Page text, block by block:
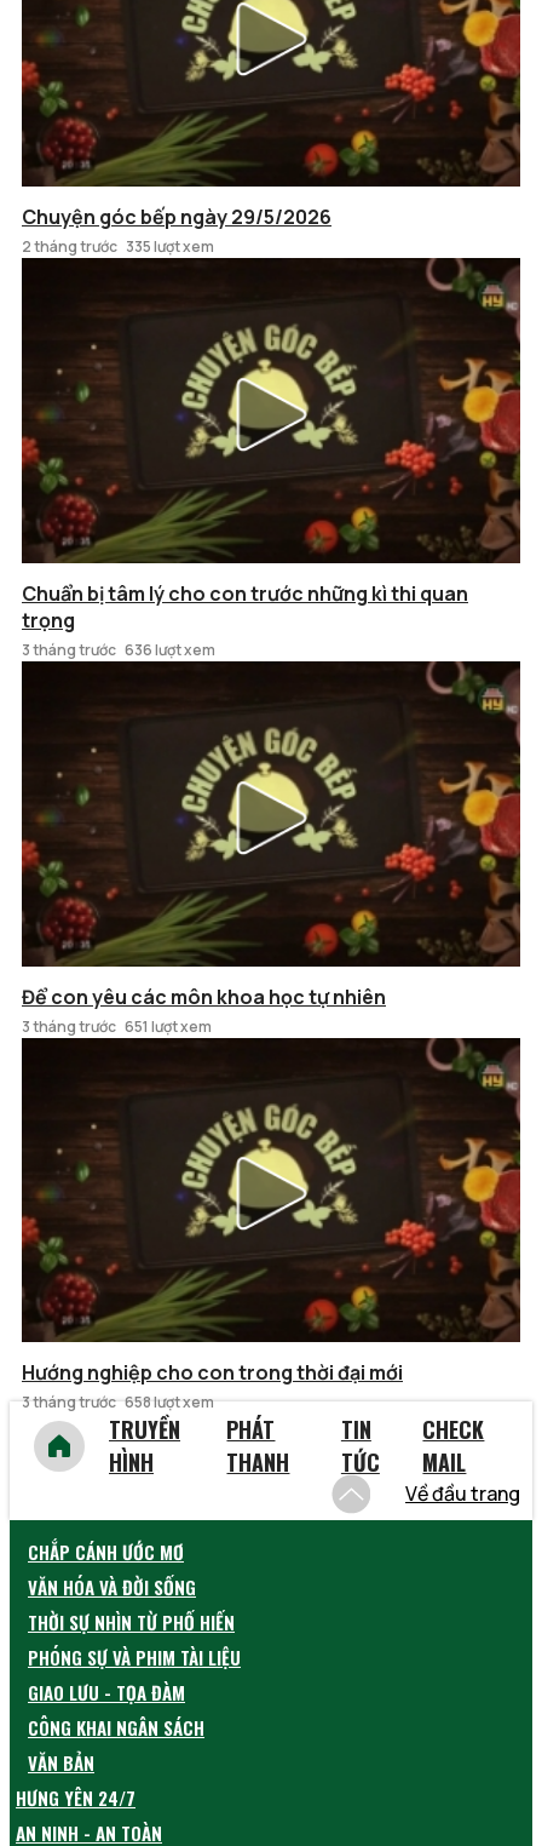
Chuyện góc bếp ngày 29/5/2026
2 tháng trước 335 lượt xem
Chuẩn bị tâm lý cho con trước những kì thi quan
trọng
3 tháng trước 636 lượt xem
Để con yêu các môn khoa học tự nhiên
3 tháng trước 651 lượt xem
Hướng nghiệp cho con trong thời đại mới
3 tháng trước 658 lượt xem
TRUYỀN
HÌNH
PHÁT
THANH
TIN
TỨC
CHECK
MAIL
Về đầu trang
CHẮP CÁNH ƯỚC MƠ
VĂN HÓA VÀ ĐỜI SỐNG
THỜI SỰ NHÌN TỪ PHỐ HIẾN
PHÓNG SỰ VÀ PHIM TÀI LIỆU
GIAO LƯU - TỌA ĐÀM
CÔNG KHAI NGÂN SÁCH
VĂN BẢN
HƯNG YÊN 24/7
AN NINH - AN TOÀN